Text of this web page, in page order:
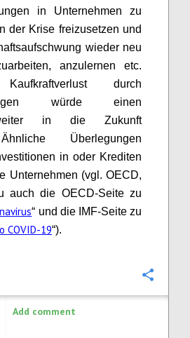
in Unternehmen zu
der Krise freizusetzen und
wieder neu
anzulernen etc.
durch
würde einen
in die Zukunft
Überlegungen
in oder Krediten
Unternehmen (vgl. OECD,
auch die OECD-Seite zu
“ und die IMF-Seite zu
COVID-19“).
Add comment